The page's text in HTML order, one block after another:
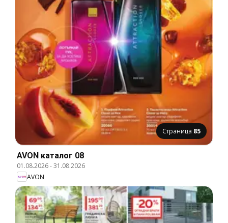
Страница 85
AVON каталог 08
01.08.2026-31.08.2026
AVON